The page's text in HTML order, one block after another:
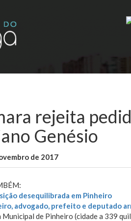
rejeita
Genésio
de 2017
desequilibrada em Pinheiro
advogado, prefeito e deputado
Municipal de Pinheiro (cidade a 339